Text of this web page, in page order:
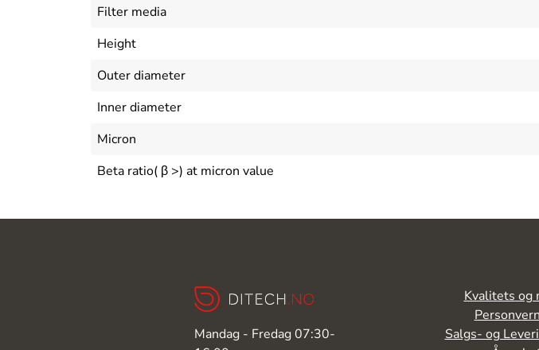
Filter media
Height
Outer diameter
Inner diameter
Micron
Beta ratio( β >) at micron value
Mandag - Fredag 07:30-
Kvalitets og
Salgs- og